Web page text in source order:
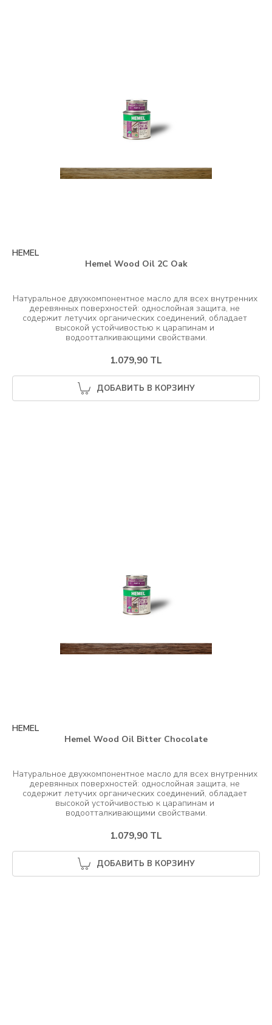
HEMEL
Hemel Wood Oil 2C Oak
Натуральное двухкомпонентное масло для всех внутренних
деревянных поверхностей: однослойная защита, не
содержит летучих органических соединений, обладает
высокой устойчивостью к царапинам и
1.079,90 TL
ДОБАВИТЬ В КОРЗИНУ
HEMEL
Hemel Wood Oil Bitter Chocolate
Натуральное двухкомпонентное масло для всех внутренних
деревянных поверхностей: однослойная защита, не
содержит летучих органических соединений, обладает
высокой устойчивостью к царапинам и
1.079,90 TL
ДОБАВИТЬ В КОРЗИНУ